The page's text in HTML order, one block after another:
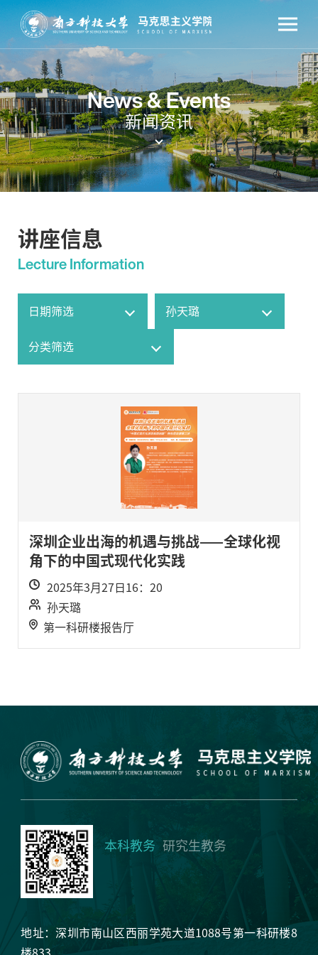
News & Events
新闻资讯
讲座信息
Lecture Information
深圳企业出海的机遇与挑战——全球化视
角下的中国式现代化实践
2025年3月27日16：20
孙天璐
第一科研楼报告厅
本科教务 研究生教务
地址：深圳市南山区西丽学苑大道1088号第一科研楼8
楼833